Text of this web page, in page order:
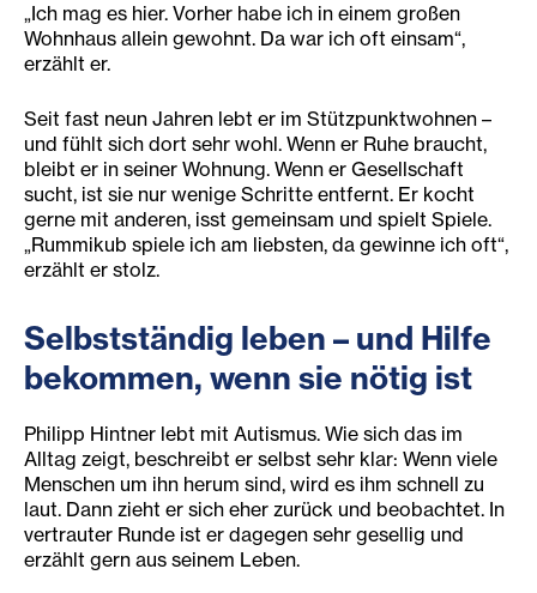
„Ich mag es hier. Vorher habe ich in einem großen
Wohnhaus allein gewohnt. Da war ich oft einsam“,
erzählt er.
Seit fast neun Jahren lebt er im Stützpunktwohnen –
und fühlt sich dort sehr wohl. Wenn er Ruhe braucht,
bleibt er in seiner Wohnung. Wenn er Gesellschaft
sucht, ist sie nur wenige Schritte entfernt. Er kocht
gerne mit anderen, isst gemeinsam und spielt Spiele.
„Rummikub spiele ich am liebsten, da gewinne ich oft“,
erzählt er stolz.
Selbstständig leben – und Hilfe
bekommen, wenn sie nötig ist
Philipp Hintner lebt mit Autismus. Wie sich das im
Alltag zeigt, beschreibt er selbst sehr klar: Wenn viele
Menschen um ihn herum sind, wird es ihm schnell zu
laut. Dann zieht er sich eher zurück und beobachtet. In
vertrauter Runde ist er dagegen sehr gesellig und
erzählt gern aus seinem Leben.